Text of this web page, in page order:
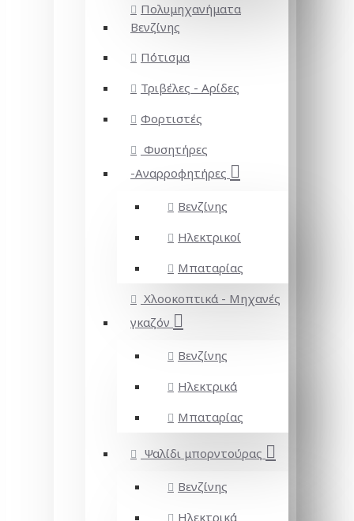
Πολυμηχανήματα
Βενζίνης
Πότισμα
Τριβέλες - Αρίδες
Φορτιστές
Φυσητήρες
-Αναρροφητήρες
Βενζίνης
Ηλεκτρικοί
Μπαταρίας
Χλοοκοπτικά - Μηχανές
γκαζόν
Βενζίνης
Ηλεκτρικά
Μπαταρίας
Ψαλίδι μπορντούρας
Βενζίνης
Ηλεκτρικά